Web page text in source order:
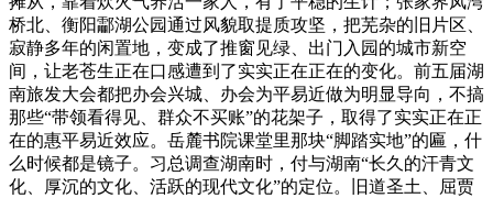
桥北、衡阳酃湖公园通过风貌取提质攻坚，把芜杂的旧片区、
寂静多年的闲置地，变成了推窗见绿、出门入园的城市新空
间，让老苍生正在口感遭到了实实正在正在的变化。前五届湖
南旅发大会都把办会兴城、办会为平易近做为明显导向，不搞
那些“带领看得见、群众不买账”的花架子，取得了实实正在正
在的惠平易近效应。岳麓书院课堂里那块“脚踏实地”的匾，什
么时候都是镜子。习总调查湖南时，付与湖南“长久的汗青文
化、厚沉的文化、活跃的现代文化”的定位。旧道圣土、屈贾